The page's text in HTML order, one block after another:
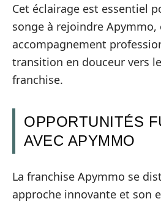
Cet éclairage est essentiel
songe à rejoindre Apymmo,
accompagnement
transition en douceur vers
franchise.
OPPORTUNITÉS
AVEC APYMMO
La franchise Apymmo se
approche innovante et son